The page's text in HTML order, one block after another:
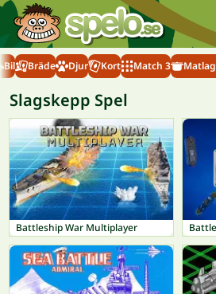
Bil Bräde Djur Kort Match 3
Slagskepp Spel
Battleship War Multiplayer